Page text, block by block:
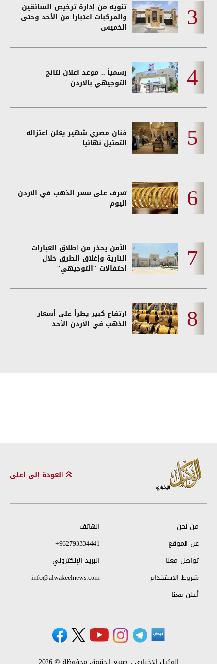
تنويه من إدارة ترخيص السائقين
والمركبات اعتبارا من الأحد وحتى
الخميس
رسمياً .. موعد اعلان نتائج
التوجيهي بالاردن
فنان مصري شهير يعلن اعتزاله
التمثيل نهائيا
تعرف على سعر الذهب في الاردن
اليوم
الأمن يحذر من إطلاق العيارات
النارية وإغلاق الطرق خلال
احتفالات "التوجيهي"
ارتفاع كبير يطرأ على أسعار
الذهب في الأردن الأحد
العودة إلى أعلى
من نحن
عن الموقع
تواصل معنا
شروط الاستخدام
أعلن معنا
الهاتف
+962793334441
البريد الإلكتروني
info@alwakeelnews.com